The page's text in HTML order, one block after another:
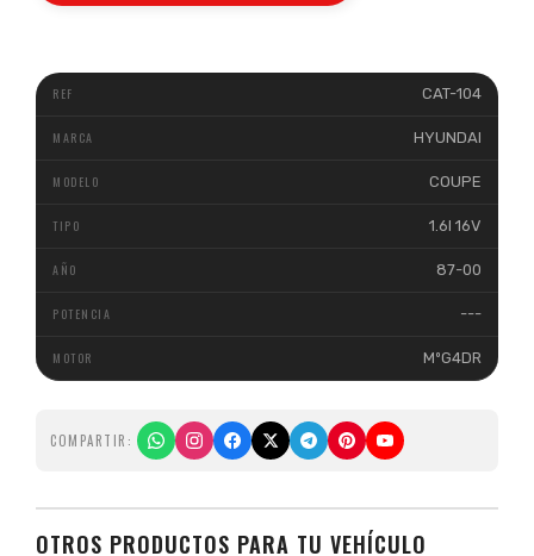
CAT-104
HYUNDAI
COUPE
1.6I 16V
87-00
---
MºG4DR
COMPARTIR:
OTROS PRODUCTOS PARA TU VEHÍCULO